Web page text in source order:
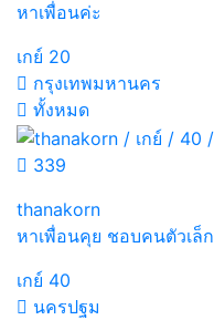
หาเพื่อนค่ะ
เกย์ 20
กรุงเทพมหานคร
ทั้งหมด
339
thanakorn
หาเพื่อนคุย ชอบคนตัวเล็ก
เกย์ 40
นครปฐม